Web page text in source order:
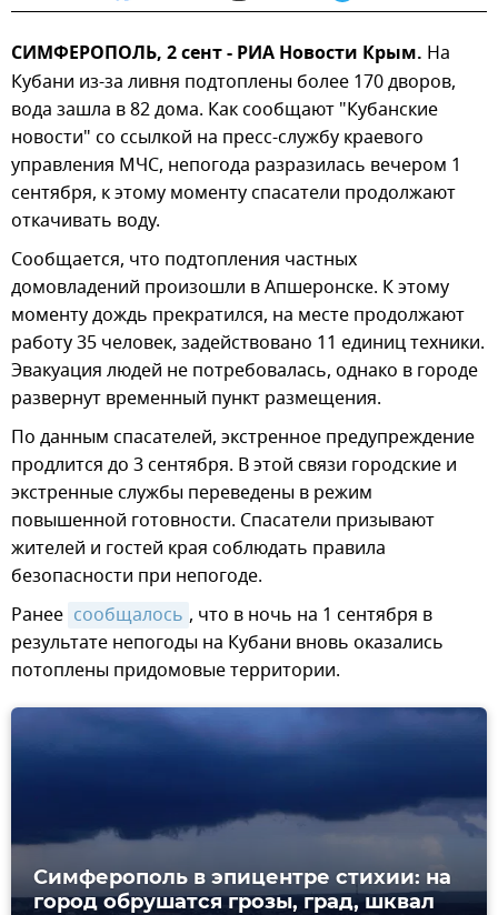
СИМФЕРОПОЛЬ, 2 сент - РИА Новости Крым. На
Кубани из-за ливня подтоплены более 170 дворов,
вода зашла в 82 дома. Как сообщают "Кубанские
новости" со ссылкой на пресс-службу краевого
управления МЧС, непогода разразилась вечером 1
сентября, к этому моменту спасатели продолжают
откачивать воду.
Сообщается, что подтопления частных
домовладений произошли в Апшеронске. К этому
моменту дождь прекратился, на месте продолжают
работу 35 человек, задействовано 11 единиц техники.
Эвакуация людей не потребовалась, однако в городе
развернут временный пункт размещения.
По данным спасателей, экстренное предупреждение
продлится до 3 сентября. В этой связи городские и
экстренные службы переведены в режим
повышенной готовности. Спасатели призывают
жителей и гостей края соблюдать правила
безопасности при непогоде.
Ранее сообщалось , что в ночь на 1 сентября в
результате непогоды на Кубани вновь оказались
потоплены придомовые территории.
Симферополь в эпицентре стихии: на
город обрушатся грозы, град, шквал